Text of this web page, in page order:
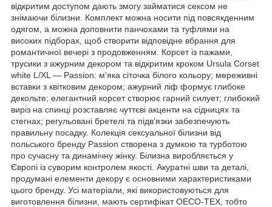
відкритим доступом дають змогу займатися сексом не
знімаючи білизни. Комплект можна носити під повсякденним
одягом, а можна доповнити панчохами та туфлями на
високих підборах, щоб створити відповідне вбрання для
романтичної вечері з продовженням. Корсет із пажами,
трусики з ажурним декором та відкритим кроком Ursula Corset
white L/XL — Passion: м’яка сіточка білого кольору; мереживні
вставки з квітковим декором; ажурний ліф формує глибоке
декольте; елегантний корсет створює гарний силует; глибокий
виріз на спинці розставляє чуттєві акценти на сідницях та
стегнах; регульовані бретелі та підв’язки забезпечують
правильну посадку. Колекція сексуальної білизни від
польського бренду Passion створена з думкою та турботою
про сучасну та динамічну жінку. Білизна виробляється у
Європі із суворим контролем якості. Акуратні шви та деталі,
продумані елементи декору є основними характеристиками
цього бренду. Усі матеріали, які використовуються для
виготовлення білизни, мають сертифікат OECO-TEX, тобто